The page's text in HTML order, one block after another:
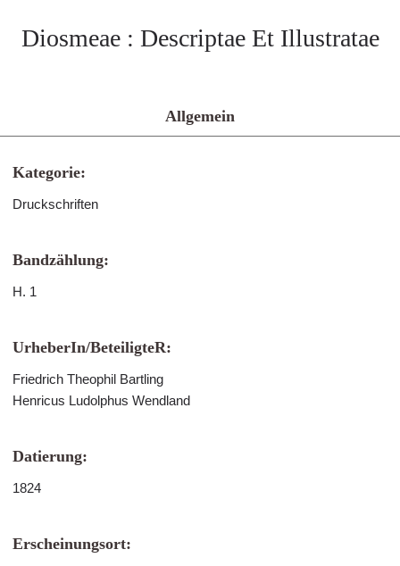
Diosmeae : Descriptae Et Illustratae
Allgemein
Kategorie:
Druckschriften
Bandzählung:
H. 1
UrheberIn/BeteiligteR:
Friedrich Theophil Bartling
Henricus Ludolphus Wendland
Datierung:
1824
Erscheinungsort: